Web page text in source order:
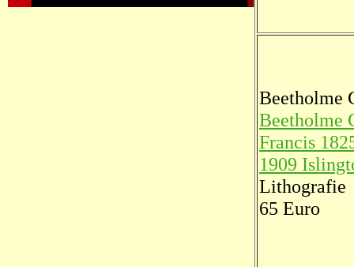
Beetholme
Beetholme
Francis
1909
Lithografie
65 Euro